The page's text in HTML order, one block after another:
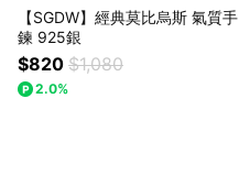
【SGDW】經典莫比烏斯 氣質手
鍊 925銀
$820 $1,080
2.0%